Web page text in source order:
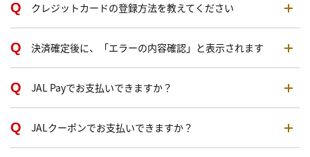
クレジットカードの登録方法を教えてください
決済確定後に、「エラーの内容確認」と表示されます
JAL Payでお支払いできますか？
JALクーポンでお支払いできますか？